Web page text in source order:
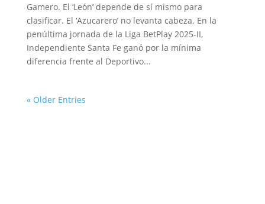
Gamero. El ‘León’ depende de sí mismo para
clasificar. El ‘Azucarero’ no levanta cabeza. En la
penúltima jornada de la Liga BetPlay 2025-II,
Independiente Santa Fe ganó por la mínima
diferencia frente al Deportivo...
« Older Entries